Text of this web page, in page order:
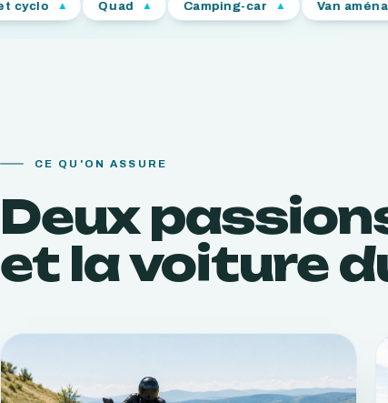
Quad Camping-car Van aménagé
CE QU'ON ASSURE
Deux
et la voiture